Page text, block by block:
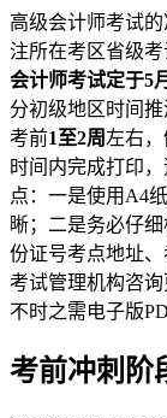
高级会计师考试
注所在考区省级考
会计师考试定于5
分初级地区时间
考前1至2周 左右
时间内完成打印
点：一是使用A4
晰；二是务必仔
份证号考点地址
考试管理机构咨
不时之需电子版
考前冲刺阶